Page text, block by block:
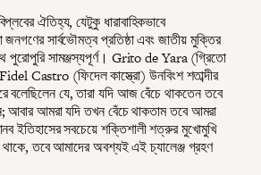
ঐতিহ্য, যেটুকু ধারাবাহিকভাবে
জনগণের সার্বভৌমত্ব প্রতিষ্ঠা এবং জাতীয় মুক্তির
পুরোপুরি সামঞ্জস্যপূর্ণ। Grito de Yara (গ্রিতো
Fidel Castro (ফিদেল কাস্ত্রো) উনবিংশ শতাব্দীর
বলেছিলেন যে, তারা যদি আজ বেঁচে থাকতেন তবে
আবার আমরা যদি তখন বেঁচে থাকতাম তবে আমরা
ইতিহাসের সবচেয়ে শক্তিশালী শত্রুর মুখোমুখি
থাকে, তবে আমাদের অবশ্যই এই চ্যালেঞ্জ গ্রহণ